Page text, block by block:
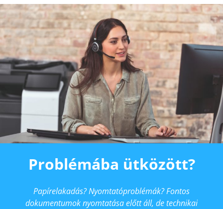
Problémába ütközött?
Papírelakadás? Nyomtatóproblémák? Fontos
dokumentumok nyomtatása előtt áll, de technikai